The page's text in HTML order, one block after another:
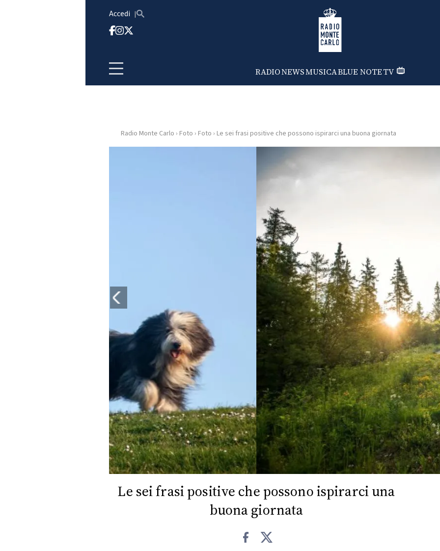
Accedi Radio Monte Carlo
RADIONEWSMUSICABLUE NOTETV
HOME
FOTO
CONCORSI
EVENTI
VIDEO
TV
PRINCIPATO
DI
MONACO
RMC
CONSIGLIA
Radio Monte Carlo › Foto › Foto › Le sei frasi positive che possono ispirarci una buona giornata
Le sei frasi positive che possono ispirarci una
buona giornata